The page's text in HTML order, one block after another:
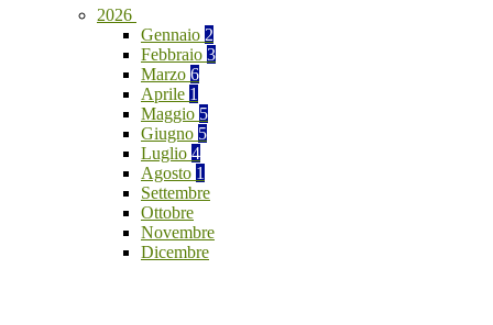
2026
Gennaio 2
Febbraio 3
Marzo 6
Aprile 1
Maggio 5
Giugno 5
Luglio 4
Agosto 1
Settembre
Ottobre
Novembre
Dicembre